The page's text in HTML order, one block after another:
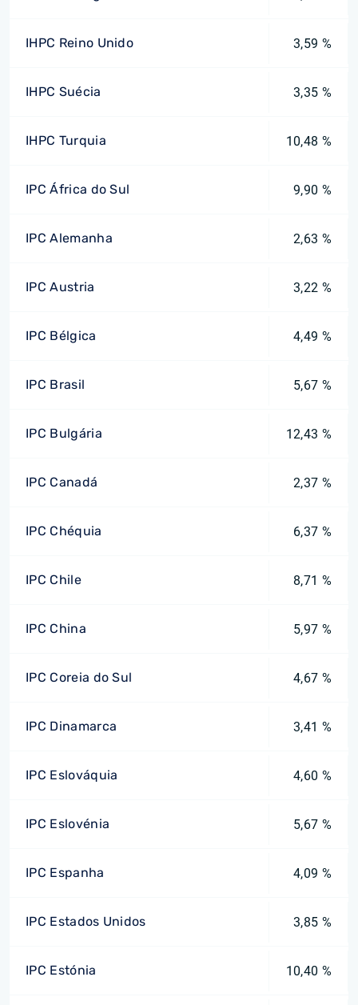
IHPC Reino Unido 3,59 %
IHPC Suécia 3,35 %
IHPC Turquia 10,48 %
IPC África do Sul 9,90 %
IPC Alemanha 2,63 %
IPC Austria 3,22 %
IPC Bélgica 4,49 %
IPC Brasil 5,67 %
IPC Bulgária 12,43 %
IPC Canadá 2,37 %
IPC Chéquia 6,37 %
IPC Chile 8,71 %
IPC China 5,97 %
IPC Coreia do Sul 4,67 %
IPC Dinamarca 3,41 %
IPC Eslováquia 4,60 %
IPC Eslovénia 5,67 %
IPC Espanha 4,09 %
IPC Estados Unidos 3,85 %
IPC Estónia 10,40 %